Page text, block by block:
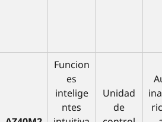
Funcion
es
intelige
ntes
Unidad
de